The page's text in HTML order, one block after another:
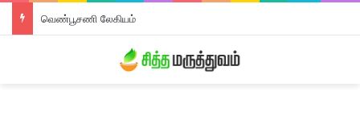
வெண்பூசணி லேகியம்